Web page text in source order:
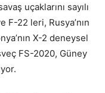
uçaklarını sayılı
22 leri, Rusya’nın
X-2 deneysel
FS-2020, Güney